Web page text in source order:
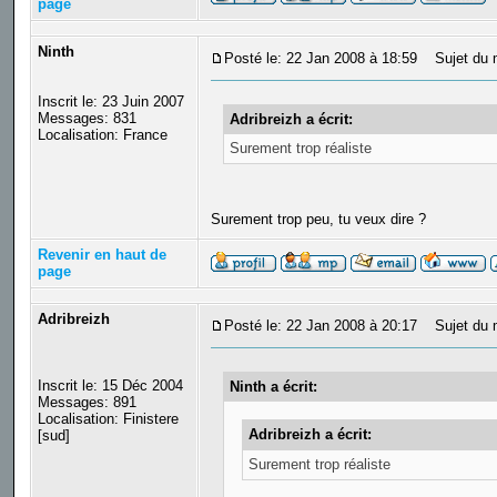
page
Ninth
Inscrit le: 23 Juin 2007
Messages: 831
Localisation: France
Posté le: 22 Jan 2008 à 18:59 Sujet du
Adribreizh a écrit:
Surement trop réaliste
Surement trop peu, tu veux dire ?
Revenir en haut de
page
Adribreizh
Inscrit le: 15 Déc 2004
Messages: 891
Localisation: Finistere
[sud]
Posté le: 22 Jan 2008 à 20:17 Sujet du
Ninth a écrit:
Adribreizh a écrit:
Surement trop réaliste